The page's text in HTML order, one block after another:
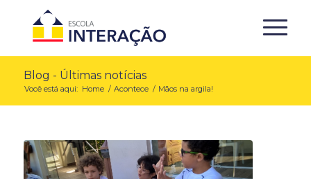
Blog - Últimas notícias
Você está aqui: Home / Acontece / Mãos na argila!